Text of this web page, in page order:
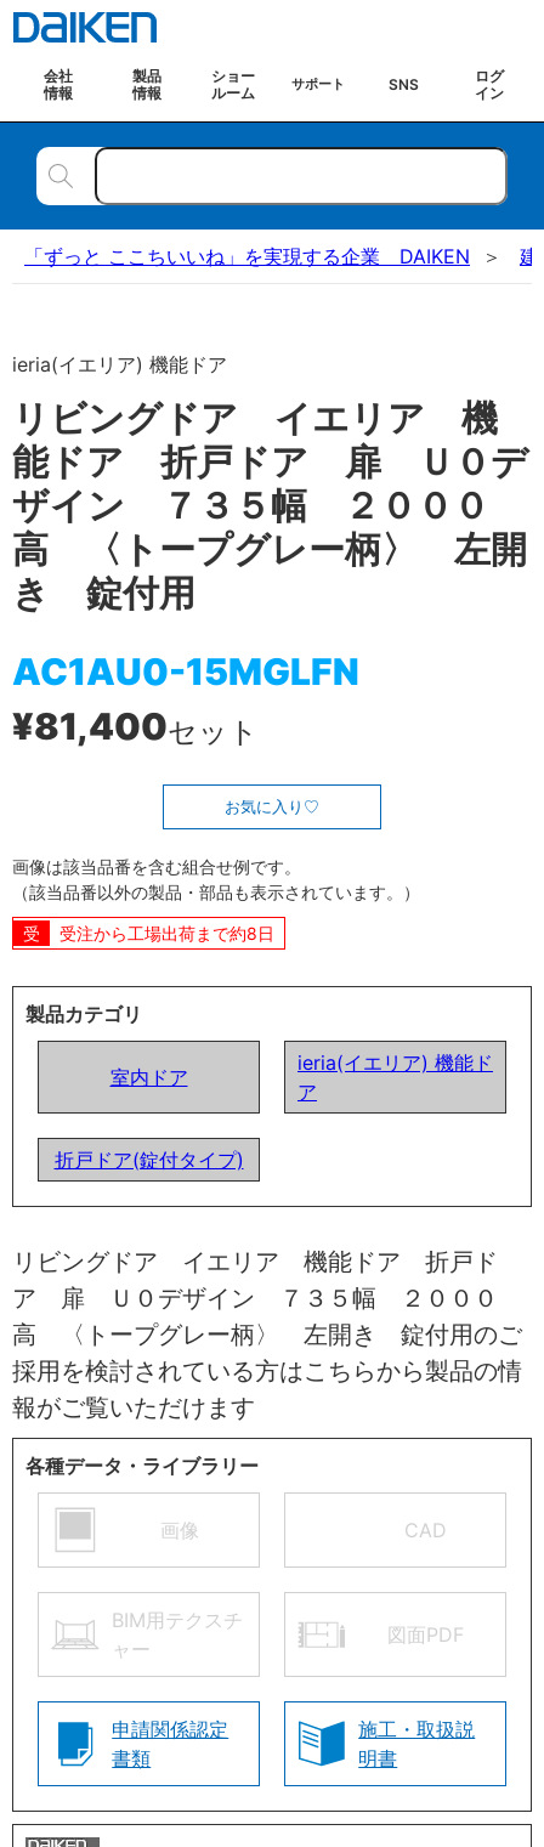
会社
情報
製品
情報
ショー
ルーム
サポート SNS
ログ
イン
「ずっと ここちいいね」を実現する企業 DAIKEN 建
ieria(イエリア) 機能ドア
リビングドア イエリア 機
能ドア 折戸ドア 扉 Ｕ０デ
ザイン ７３５幅 ２０００
高 〈トープグレー柄〉 左開
き 錠付用
AC1AU0-15MGLFN
¥81,400セット
お気に入り
画像は該当品番を含む組合せ例です。
（該当品番以外の製品・部品も表示されています。）
受注から工場出荷まで約8日
製品カテゴリ
室内ドア
ieria(イエリア) 機能ド
ア
折戸ドア(錠付タイプ)
リビングドア イエリア 機能ドア 折戸ド
ア 扉 Ｕ０デザイン ７３５幅 ２０００
高 〈トープグレー柄〉 左開き 錠付用のご
採用を検討されている方はこちらから製品の情
報がご覧いただけます
各種データ・ライブラリー
画像 CAD
BIM用テクスチ
ャー
図面PDF
申請関係認定
書類
施工・取扱説
明書